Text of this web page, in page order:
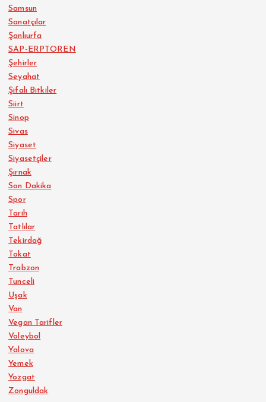
Samsun
Sanatçılar
Şanlıurfa
SAP-ERPTOREN
Şehirler
Seyahat
Şifalı Bitkiler
Siirt
Sinop
Sivas
Siyaset
Siyasetçiler
Şırnak
Son Dakika
Spor
Tarih
Tatlılar
Tekirdağ
Tokat
Trabzon
Tunceli
Uşak
Van
Vegan Tarifler
Voleybol
Yalova
Yemek
Yozgat
Zonguldak